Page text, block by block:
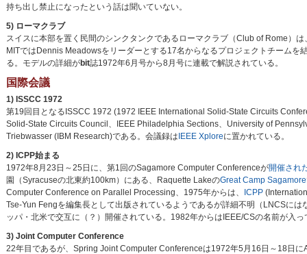
持ち出し禁止になったという話は聞いていない。
5) ローマクラブ
スイスに本部を置く民間のシンクタンクであるローマクラブ（Club of Rome）
MITではDennis Meadowsをリーダーとする17名からなるプロジェクトチーム
る。モデルの詳細がbit誌1972年6月号から8月号に連載で解説されている。
国際会議
1) ISSCC 1972
第19回目となるISSCC 1972 (1972 IEEE International Solid-State Circuits
Solid-State Circuits Council、IEEE Philadelphia Sections、University of
Triebwasser (IBM Research)である。会議録は IEEE Xploreに置かれている。
2) ICPP始まる
1972年8月23日～25日に、第1回のSagamore Computer Conferenceが開催され
園（Syracuseの北東約100km）にある、Raquette LakeのGreat Camp Sagamore
Computer Conference on Parallel Processing、1975年からは、
ICPP
Tse-Yun Fengを編集長として出版されているようであるが詳細不明（LNCSに
ッパ・北米で交互に（？）開催されている。1982年からはIEEE/CSの名前が入
3) Joint Computer Conference
22年目であるが、Spring Joint Computer Conferenceは1972年5月16日～18日